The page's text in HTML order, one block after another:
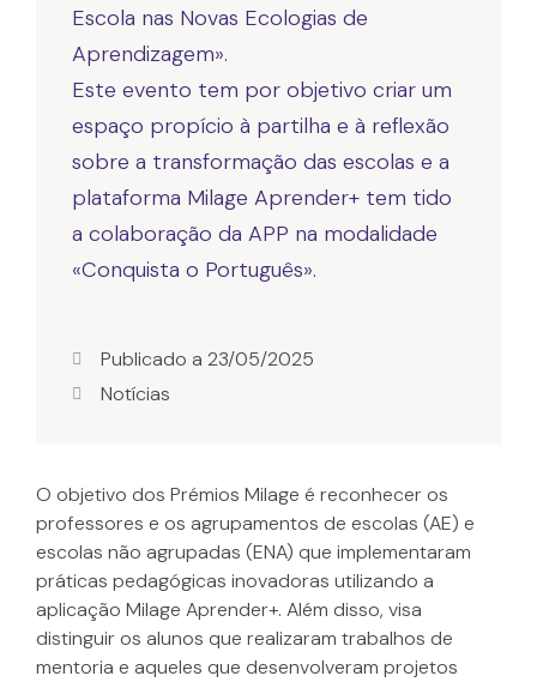
Escola nas Novas Ecologias de
Aprendizagem».
Este evento tem por objetivo criar um
espaço propício à partilha e à reflexão
sobre a transformação das escolas e a
plataforma Milage Aprender+ tem tido
a colaboração da APP na modalidade
Publicado a 23/05/2025
Notícias
O objetivo dos Prémios Milage é reconhecer os
professores e os agrupamentos de escolas (AE) e
escolas não agrupadas (ENA) que implementaram
práticas pedagógicas inovadoras utilizando a
aplicação Milage Aprender+. Além disso, visa
distinguir os alunos que realizaram trabalhos de
mentoria e aqueles que desenvolveram projetos